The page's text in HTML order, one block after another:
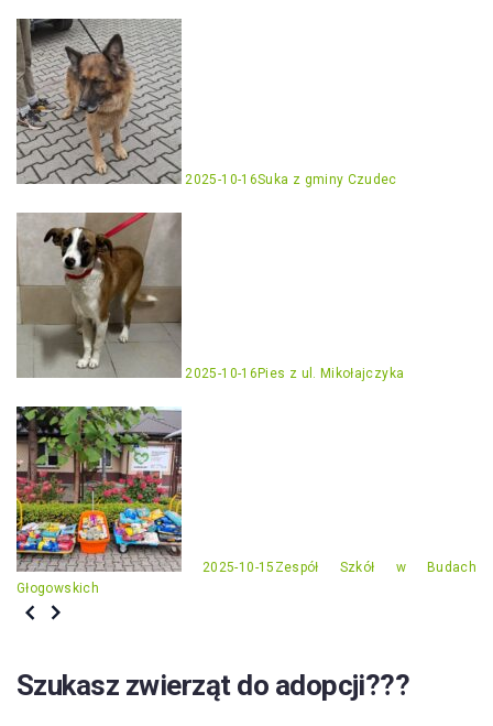
2025-10-16Suka z gminy Czudec
2025-10-16 Pies z ul. Mikołajczyka
2025-10-15 Zespół Szkół w Budach
Głogowskich
Szukasz zwierząt do adopcji???